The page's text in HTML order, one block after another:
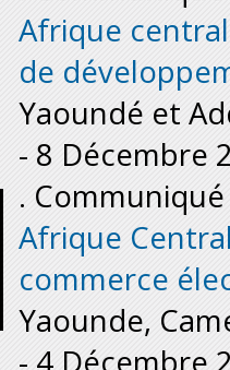
Afrique
de
Yaoundé et
- 8 Décembre
.
Afrique
commerce
Yaounde,